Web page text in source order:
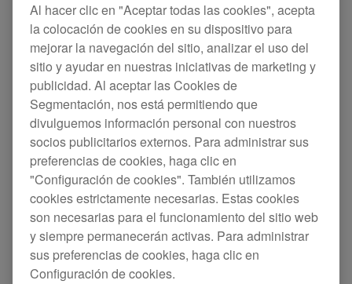
Al hacer clic en "Aceptar todas las cookies", acepta
la colocación de cookies en su dispositivo para
mejorar la navegación del sitio, analizar el uso del
sitio y ayudar en nuestras iniciativas de marketing y
publicidad. Al aceptar las Cookies de
Segmentación, nos está permitiendo que
divulguemos información personal con nuestros
socios publicitarios externos. Para administrar sus
preferencias de cookies, haga clic en
"Configuración de cookies". También utilizamos
cookies estrictamente necesarias. Estas cookies
son necesarias para el funcionamiento del sitio web
y siempre permanecerán activas. Para administrar
sus preferencias de cookies, haga clic en
Configuración de cookies.